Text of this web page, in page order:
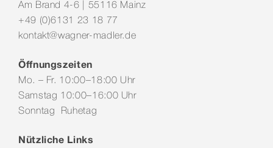
Am Brand 4-6 | 55116 Mainz
+49 (0)6131 23 18 77
kontakt@wagner-madler.de
Öffnungszeiten
Mo. – Fr. 10:00–18:00 Uhr
Samstag 10:00–16:00 Uhr
Sonntag Ruhetag
Nützliche Links